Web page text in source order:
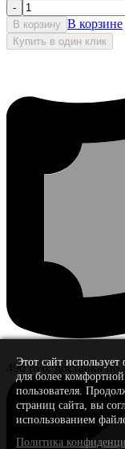
-
В корзину В корзине
Купить в один клик
490 руб. доставка
Этот сайт
для более
пользователя.
страниц сайта, вы
использованием
Политика